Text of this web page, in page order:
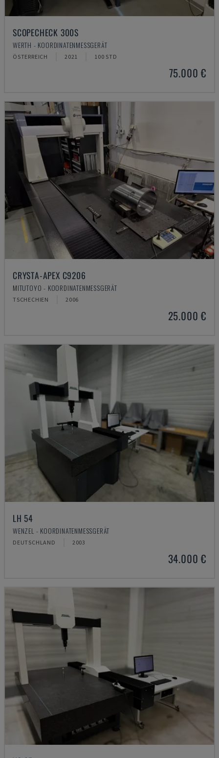
SCOPECHECK 300S
WERTH - KOORDINATENMESSGERÄT
ÖSTERREICH 2021 100 STD
75.000 €
CRYSTA-APEX C9206
MITUTOYO - KOORDINATENMESSGERÄT
TSCHECHIEN 2006
25.000 €
LH 54
WENZEL - KOORDINATENMESSGERÄT
DEUTSCHLAND 2003
34.000 €